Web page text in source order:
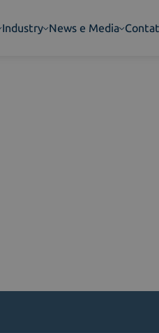
Industry News e Media